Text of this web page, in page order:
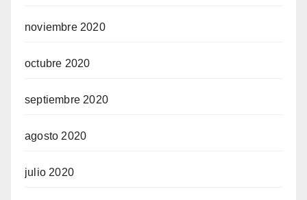
noviembre 2020
octubre 2020
septiembre 2020
agosto 2020
julio 2020